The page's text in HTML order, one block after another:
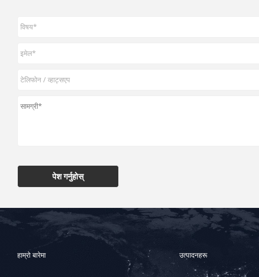
पेश गर्नुहोस्
हाम्रो बारेमा उत्पादनहरू